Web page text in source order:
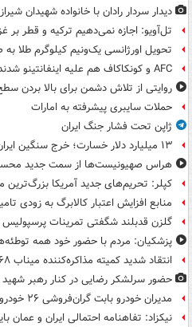
دیدار سردار رادان با خانواده‌ شهیدان
تل‌آویو: اجازه نمی‌دهیم ترکیه و قطر بر
تحویل اورژانسی یک‌ونیم کیلوگرم طلا
AFC و کونکاکاف هم علیه اینفانتینو شدند
روایتی از تلاش دشمن برای بالا بردن
حملات سایبری پیشرفته به امارات
ژاپن تحت فشار جنگ ایران
۱۳ میلیارد دلار خسارت؛ خرج سنگین ایران روی دست پنتاگون
هراس صهیونیست‌ها از سمت جدید
کپلر: تحریم‌های جدید آمریکا
منابع افزایش اعتبار کالابرگ به زودی
گلزن قدبلند شگفتی تمرینات
پزشکیان: مردم با حضور خود همه
انتقاد شدید کمیته مذاکره‌کننده میناب ۱۶۸ از صداوسیما
حضور سرلشکر رضایی در کنار رهبر شهید
مدیران خودرو بابت گران‌فروشی ۲۶ خودرو محکوم شد
نیکزاد: تفاهنامه احتمالی ایران و